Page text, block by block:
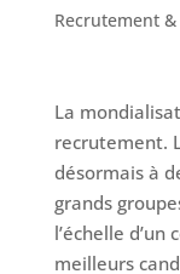
Recrutement &
La
recrutement.
désormais à
grands
l’échelle
meilleurs